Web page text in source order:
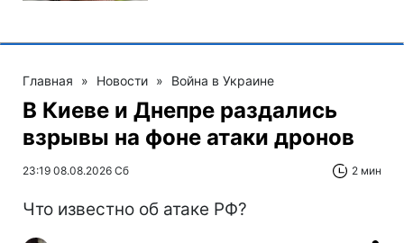
Главная » Новости » Война в Украине
В Киеве и Днепре раздались
взрывы на фоне атаки дронов
23:19 08.08.2026 Сб 2 мин
Что известно об атаке РФ?